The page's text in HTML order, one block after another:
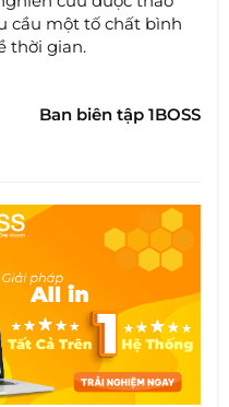
cầu một tố chất bình
thời gian.
Ban biên tập 1BOSS